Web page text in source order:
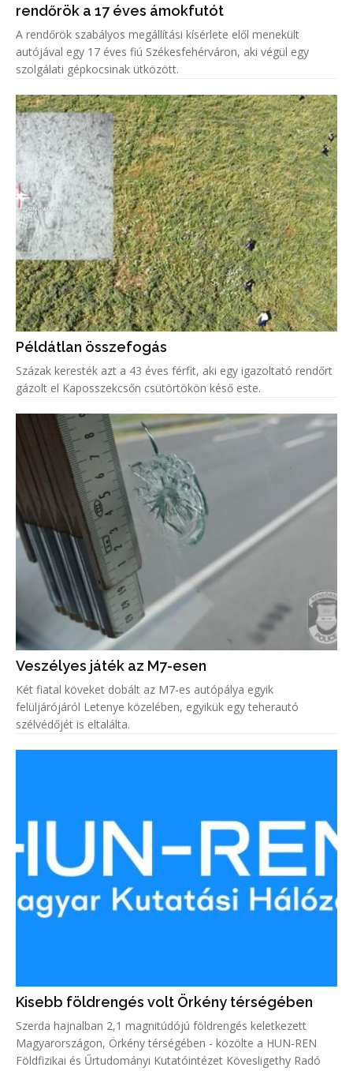
rendőrök a 17 éves ámokfutót
A rendőrök szabályos megállítási kísérlete elől menekült
autójával egy 17 éves fiú Székesfehérváron, aki végül egy
szolgálati gépkocsinak ütközött.
Példátlan összefogás
Százak keresték azt a 43 éves férfit, aki egy igazoltató rendőrt
gázolt el Kaposszekcsőn csütörtökön késő este.
Veszélyes játék az M7-esen
Két fiatal köveket dobált az M7-es autópálya egyik
felüljárójáról Letenye közelében, egyikük egy teherautó
szélvédőjét is eltalálta.
Kisebb földrengés volt Örkény térségében
Szerda hajnalban 2,1 magnitúdójú földrengés keletkezett
Magyarországon, Örkény térségében - közölte a HUN-REN
Földfizikai és Űrtudományi Kutatóintézet Kövesligethy Radó